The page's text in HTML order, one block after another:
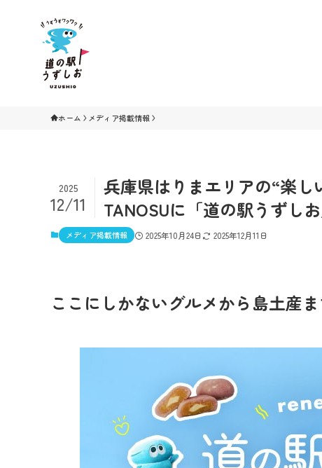
ホーム メディア掲載情報
兵庫県はりまエリアの“楽し
TANOSUに「道の駅うずし
2025
12/11
メディア掲載情報 2025年10月24日 2025年12月11日
ここにしかないグルメから島土産